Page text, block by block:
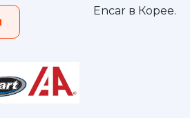
Encar в Корее.